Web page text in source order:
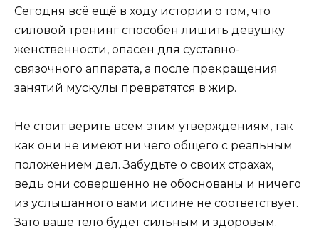
Сегодня всё ещё в ходу истории о том, что
силовой тренинг способен лишить девушку
женственности, опасен для суставно-
связочного аппарата, а после прекращения
занятий мускулы превратятся в жир.
Не стоит верить всем этим утверждениям, так
как они не имеют ни чего общего с реальным
положением дел. Забудьте о своих страхах,
ведь они совершенно не обоснованы и ничего
из услышанного вами истине не соответствует.
Зато ваше тело будет сильным и здоровым.